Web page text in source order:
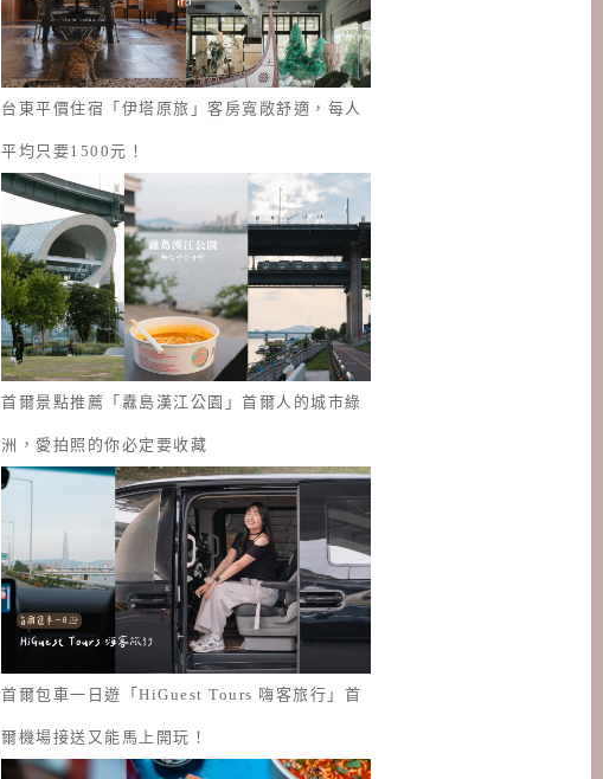
台東平價住宿「伊塔原旅」客房寬敞舒適，每人
平均只要1500元！
首爾景點推薦「纛島漢江公園」首爾人的城市綠
洲，愛拍照的你必定要收藏
首爾包車一日遊「HiGuest Tours 嗨客旅行」首
爾機場接送又能馬上開玩！